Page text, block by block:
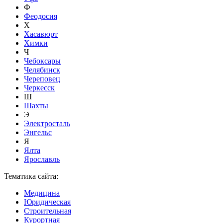
Ф
Феодосия
Х
Хасавюрт
Химки
Ч
Чебоксары
Челябинск
Череповец
Черкесск
Ш
Шахты
Э
Электросталь
Энгельс
Я
Ялта
Ярославль
Тематика сайта:
Медицина
Юридическая
Строительная
Курортная